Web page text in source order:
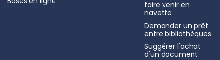
faire venir en
navette
Demander un prêt
entre bibliothèques
Suggérer l'achat
d'un document